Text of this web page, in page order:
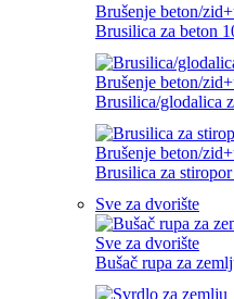
Brušenje beton/
Brusilica za beton
Brušenje beton/
Brusilica/glodalica
Brušenje beton/
Brusilica za
Sve za dvorište
Sve za dvorište
Bušač rupa za